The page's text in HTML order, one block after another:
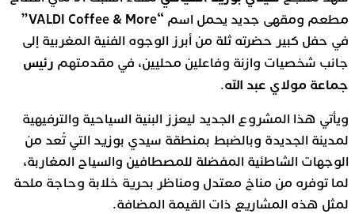
مطعم ومقهى جديد يحمل اسم “VALDI Coffee & More”
في حفل كبير حضرته ثلة من أبرز الوجوه الفنية المغربية إلى
جانب شخصيات وازنة وفاعلين محليين، في مقدمتهم رئيس
جماعة مولاي عبد الله.
ويأتي هذا المشروع الجديد ليعزز البنية السياحية والترفيهية
لمدينة الجديدة وبالضبط بمنطقة سيدي بوزيد التي تُعد من
الوجهات الشاطئية المفضلة للمصطافين والسياح المغاربة،
لما توفره من مناخ معتدل ومناظر بحرية خلابة وحاجة ملحة
لمثل هذه المشاريع ذات القيمة المضافة.